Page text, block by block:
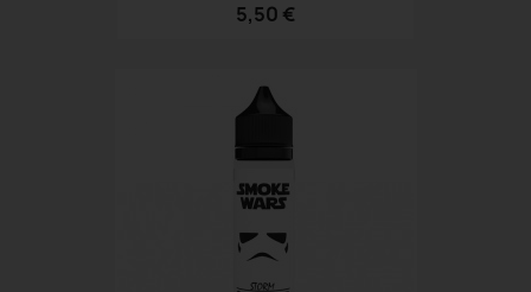
5,50 €